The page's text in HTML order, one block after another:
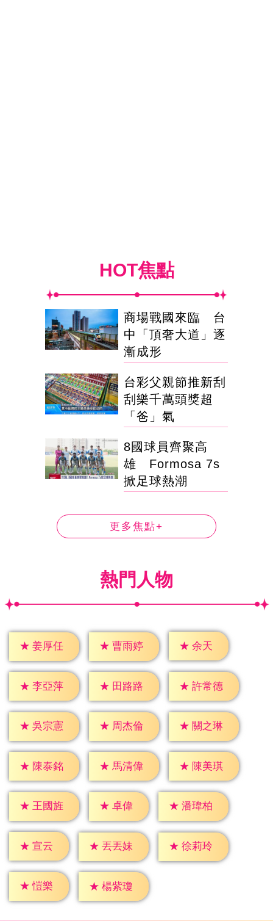
HOT焦點
商場戰國來臨 台
中「頂奢大道」逐
漸成形
台彩父親節推新刮
刮樂千萬頭獎超
「爸」氣
8國球員齊聚高
雄 Formosa 7s
掀足球熱潮
更多焦點+
熱門人物
★ 姜厚任 ★ 曹雨婷 ★ 余天
★ 李亞萍 ★ 田路路 ★ 許常德
★ 吳宗憲 ★ 周杰倫 ★ 關之琳
★ 陳泰銘 ★ 馬清偉 ★ 陳美琪
★ 王國旌 ★ 卓偉 ★ 潘瑋柏
★ 宣云 ★ 丟丟妹 ★ 徐莉玲
★ 愷樂 ★ 楊紫瓊